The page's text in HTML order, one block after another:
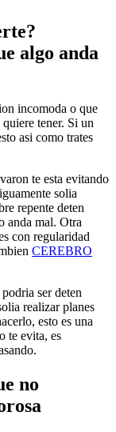
algo anda
incomoda o que
tener. Si un
asi­ como trates
te esta evitando
solia
repente deten
anda mal. Otra
con regularidad
CEREBRO
ser deten
realizar planes
esto es una
te evita, es
no